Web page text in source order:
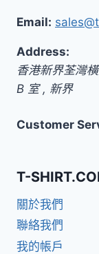
Email:
Address:
香港新界荃灣
B 室, 新界
Customer
T-
關於我們
聯絡我們
我的帳戶